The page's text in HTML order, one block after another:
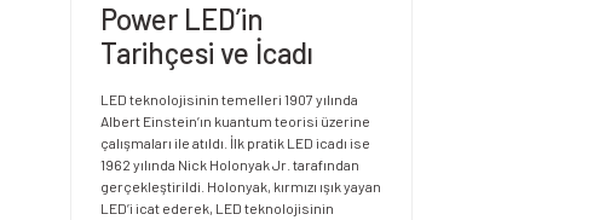
Power LED’in
Tarihçesi ve İcadı
LED teknolojisinin temelleri 1907 yılında
Albert Einstein’ın kuantum teorisi üzerine
çalışmaları ile atıldı. İlk pratik LED icadı ise
1962 yılında Nick Holonyak Jr. tarafından
gerçekleştirildi. Holonyak, kırmızı ışık yayan
LED’i icat ederek, LED teknolojisinin